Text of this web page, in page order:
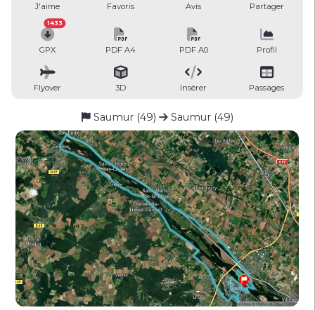
J'aime Favoris Avis Partager
GPX
1433
PDF A4 PDF A0 Profil
Flyover 3D Insérer Passages
Saumur (49) Saumur (49)